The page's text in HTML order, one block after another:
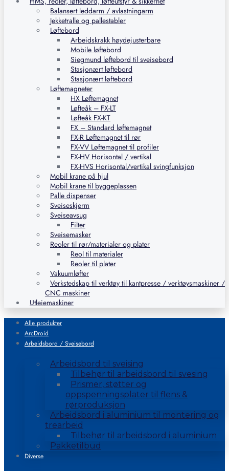
Balansert leddarm / avlastningarm
Jekketralle og pallestabler
Løftebord
Arbeidskrakk høydejusterbare
Mobile løftebord
Siegmund løftebord til sveisebord
Stasjonært løftebord
Stasjonært løftebord
Løftemagneter
HX Løftemagnet
Løfteåk – FX-LT
Løfteåk FX-KT
FX – Standard løftemagnet
FX-R Løftemagnet til rør
FX-VV Løftemagnet til profiler
FX-HV Horisontal / vertikal
FX-HVS Horisontal/vertikal svingfunksjon
Mobil krane på hjul
Mobil krane til byggeplassen
Palle dispenser
Sveiseskjerm
Sveiseavsug
Filter
Sveisemasker
Reoler til rør/materialer og plater
Reol til materialer
Reoler til plater
Vakuumløfter
Verkstedskap til verktøy til kantpresse / verktøysmaskiner /
CNC maskiner
Utleiemaskiner
Alle produkter
ArcDroid
Arbeidsbord / Sveisebord
Arbeidsbord til sveising
Tilbehør til arbeidsbord til svesing
Prismer, støtter og
oppspenningsplater til flens &
rørproduksjon
Arbeidsbord i aluminium til montering og
trearbeid
Tilbehør til arbeidsbord i aluminium
Pakketilbud
Diverse